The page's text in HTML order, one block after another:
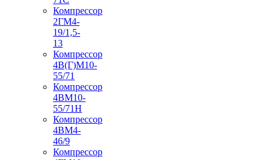
Компрессор
2ГМ4-
19/1,5-
13
Компрессор
4В(Г)М10-
55/71
Компрессор
4ВМ10-
55/71Н
Компрессор
4ВМ4-
46/9
Компрессор